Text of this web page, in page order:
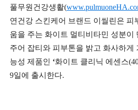
풀무원건강생활(
연건강 스킨케어 브랜드 이씰린은 피
움을 주는 화이트 멀티비타민 성분이
주어 잡티와 피부톤을 밝고 화사하게
능성 제품인 ‘화이트 클리닉 에센스
9일에 출시한다.